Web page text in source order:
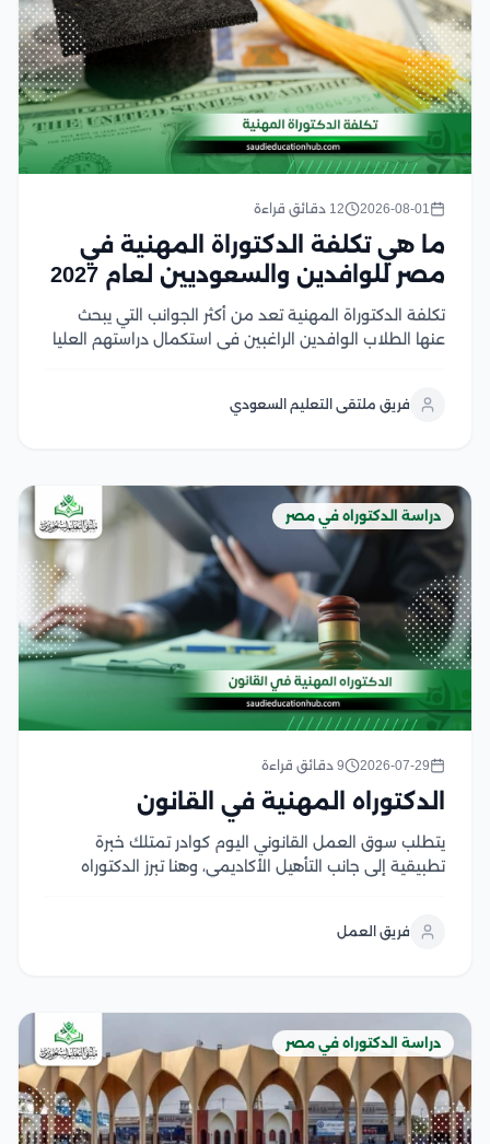
2026-08-01 12 دقائق قراءة
ما هي تكلفة الدكتوراة المهنية في
مصر للوافدين والسعوديين لعام 2027
تكلفة الدكتوراة المهنية تعد من أكثر الجوانب التي يبحث
عنها الطلاب الوافدين الراغبين في استكمال دراستهم العليا
عن هذا النوع من...
فريق ملتقى التعليم السعودي
دراسة الدكتوراه في مصر
2026-07-29 9 دقائق قراءة
الدكتوراه المهنية في القانون
يتطلب سوق العمل القانوني اليوم كوادر تمتلك خبرة
تطبيقية إلى جانب التأهيل الأكاديمي، وهنا تبرز الدكتوراه
وتولي المناصب القيادية في المؤسسات القانونية
فريق العمل
دراسة الدكتوراه في مصر